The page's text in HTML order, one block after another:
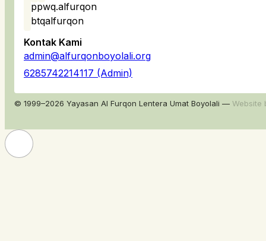
ppwq.alfurqon
btqalfurqon
Kontak Kami
admin@alfurqonboyolali.org
6285742214117 (Admin)
© 1999–2026 Yayasan Al Furqon Lentera Umat Boyolali — Website